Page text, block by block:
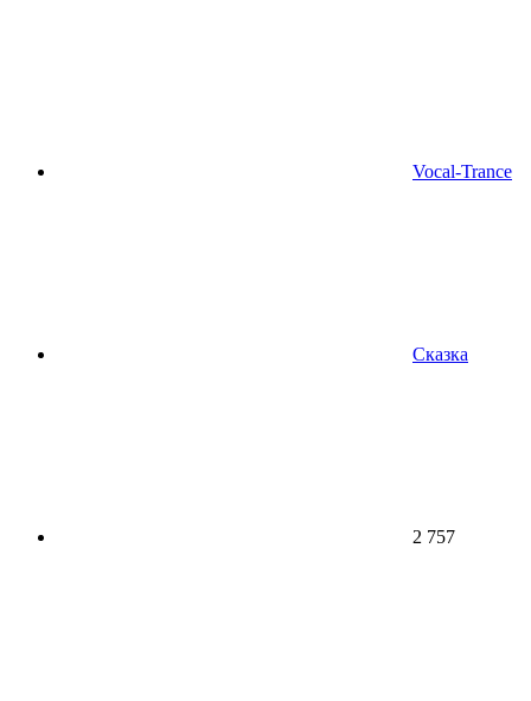
Vocal-Trance
Сказка
2 757